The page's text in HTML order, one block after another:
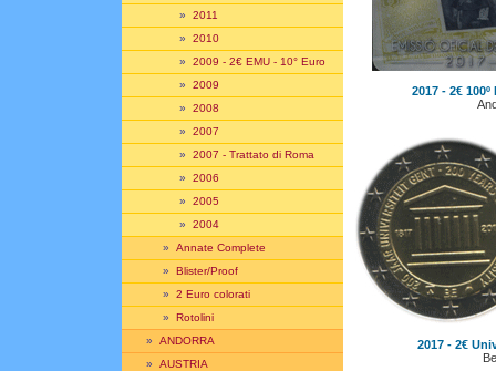
» 2011
» 2010
» 2009 - 2€ EMU - 10° Euro
» 2009
» 2008
» 2007
» 2007 - Trattato di Roma
» 2006
» 2005
» 2004
» Annate Complete
» Blister/Proof
» 2 Euro colorati
» Rotolini
» ANDORRA
» AUSTRIA
2017 - 2€
2017 - 2€